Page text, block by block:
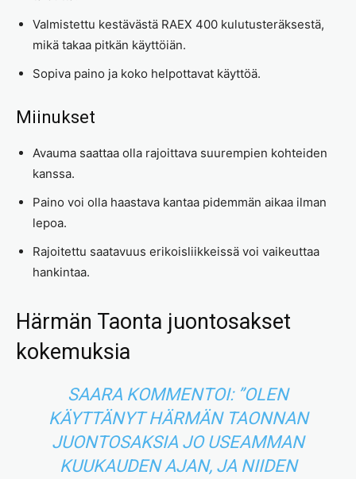
Valmistettu kestävästä RAEX 400 kulutusteräksestä,
mikä takaa pitkän käyttöiän.
Sopiva paino ja koko helpottavat käyttöä.
Miinukset
Avauma saattaa olla rajoittava suurempien kohteiden
kanssa.
Paino voi olla haastava kantaa pidemmän aikaa ilman
lepoa.
Rajoitettu saatavuus erikoisliikkeissä voi vaikeuttaa
hankintaa.
Härmän Taonta juontosakset
kokemuksia
SAARA KOMMENTOI: ”OLEN
KÄYTTÄNYT HÄRMÄN TAONNAN
JUONTOSAKSIA JO USEAMMAN
KUUKAUDEN AJAN, JA NIIDEN